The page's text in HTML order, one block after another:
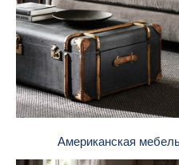
Американская